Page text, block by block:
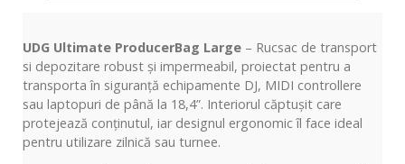
UDG Ultimate ProducerBag Large – Rucsac de transport
si depozitare robust și impermeabil, proiectat pentru a
transporta în siguranță echipamente DJ, MIDI controllere
sau laptopuri de până la 18,4”. Interiorul căptușit care
protejează conținutul, iar designul ergonomic îl face ideal
pentru utilizare zilnică sau turnee.